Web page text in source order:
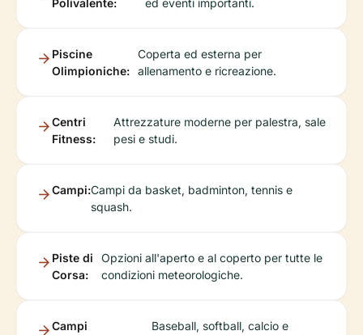
Polivalente:
ed eventi importanti.
Piscine
Olimpioniche:
Coperta ed esterna per
allenamento e ricreazione.
Centri
Fitness:
Attrezzature moderne per palestra, sale
pesi e studi.
Campi:Campi da basket, badminton, tennis e
squash.
Piste di
Corsa:
Opzioni all'aperto e al coperto per tutte le
condizioni meteorologiche.
Campi
Baseball, softball, calcio e